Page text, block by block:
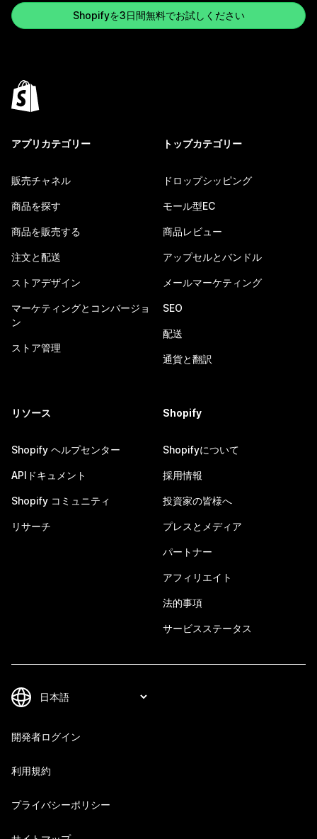
Shopifyを3日間無料でお試しください
アプリカテゴリー
販売チャネル
商品を探す
商品を販売する
注文と配送
ストアデザイン
マーケティングとコンバージョ
ン
ストア管理
トップカテゴリー
ドロップシッピング
モール型EC
商品レビュー
アップセルとバンドル
メールマーケティング
SEO
配送
通貨と翻訳
リソース
Shopify ヘルプセンター
APIドキュメント
Shopify コミュニティ
リサーチ
Shopify
Shopifyについて
採用情報
投資家の皆様へ
プレスとメディア
パートナー
アフィリエイト
法的事項
サービスステータス
開発者ログイン
利用規約
プライバシーポリシー